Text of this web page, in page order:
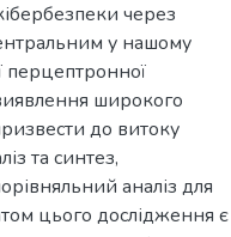
через
у нашому
перцептронної
широкого
до витоку
та синтез,
аналіз для
цього дослідження є